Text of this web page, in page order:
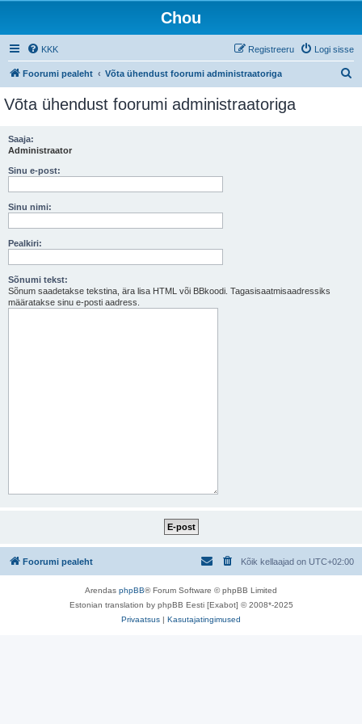
Chou
KKK Logi sisse
Registreeru
Foorumi pealeht Võta ühendust foorumi administraatoriga
Võta ühendust foorumi administraatoriga
Saaja:
Administraator
Sinu e-post:
Sinu nimi:
Pealkiri:
Sõnumi tekst:
Sõnum saadetakse tekstina, ära lisa HTML või BBkoodi. Tagasisaatmisaadressiks
määratakse sinu e-posti aadress.
Foorumi pealeht Kõik kellaajad on UTC+02:00
Arendas phpBB® Forum Software © phpBB Limited
Estonian translation by phpBB Eesti [Exabot] © 2008*-2025
Privaatsus | Kasutajatingimused